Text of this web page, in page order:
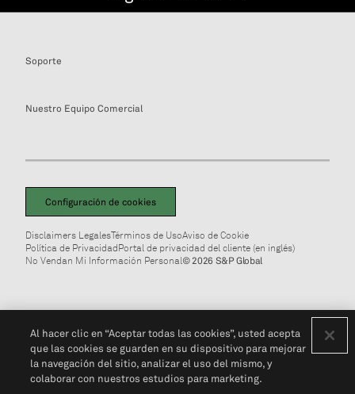
Soporte
Nuestro Equipo Comercial
Configuración de cookies
Disclaimers LegalesTérminos de UsoAviso de Cookie
Política de PrivacidadPortal de privacidad del cliente (en inglés)
No Vendan Mi Información Personal© 2026 S&P Global
Al hacer clic en “Aceptar todas las cookies”, usted acepta
que las cookies se guarden en su dispositivo para mejorar
la navegación del sitio, analizar el uso del mismo, y
colaborar con nuestros estudios para marketing.